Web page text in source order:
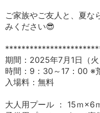
ご家族やご友人と、夏な
みください😎
期間：2025年7月1日（火
時間：9：30～17：00 ※
入場料：無料
大人用プール ： 15ｍ×6